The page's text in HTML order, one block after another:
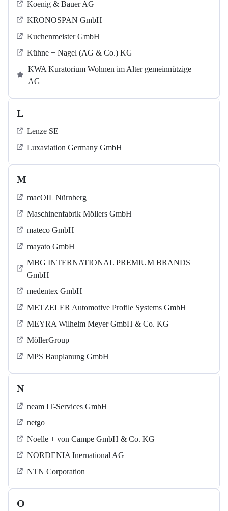
Koenig & Bauer AG
KRONOSPAN GmbH
Kuchenmeister GmbH
Kühne + Nagel (AG & Co.) KG
KWA Kuratorium Wohnen im Alter gemeinnützige
AG
L
Lenze SE
Luxaviation Germany GmbH
M
macOIL Nürnberg
Maschinenfabrik Möllers GmbH
mateco GmbH
mayato GmbH
MBG INTERNATIONAL PREMIUM BRANDS
GmbH
medentex GmbH
METZELER Automotive Profile Systems GmbH
MEYRA Wilhelm Meyer GmbH & Co. KG
MöllerGroup
MPS Bauplanung GmbH
N
neam IT-Services GmbH
netgo
Noelle + von Campe GmbH & Co. KG
NORDENIA Inernational AG
NTN Corporation
O